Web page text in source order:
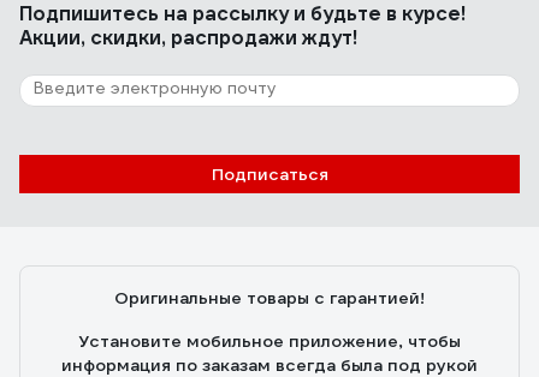
Подпишитесь на рассылкуи будьте в курсе!
Акции, скидки, распродажи ждут!
Подписаться
Оригинальные товары с гарантией!
Установите мобильное приложение, чтобы
информация по заказам всегда была под рукой